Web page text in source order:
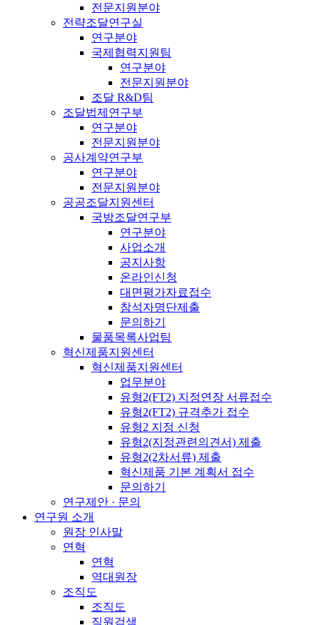
전문지원분야
전략조달연구실
연구분야
국제협력지원팀
연구분야
전문지원분야
조달 R&D팀
조달법제연구부
연구분야
전문지원분야
공사계약연구부
연구분야
전문지원분야
공공조달지원센터
국방조달연구부
연구분야
사업소개
공지사항
온라인신청
대면평가자료접수
참석자명단제출
문의하기
물품목록사업팀
혁신제품지원센터
혁신제품지원센터
업무분야
유형2(FT2) 지정연장 서류접수
유형2(FT2) 규격추가 접수
유형2 지정 신청
유형2(지정관련의견서) 제출
유형2(2차서류) 제출
혁신제품 기본 계획서 접수
문의하기
연구제안 · 문의
연구원 소개
원장 인사말
연혁
연혁
역대원장
조직도
조직도
직원검색